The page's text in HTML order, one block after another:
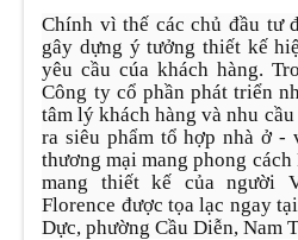
Chính vì thế các chủ đầu tư
gây dựng ý tưởng thiết kế
yêu cầu cúa khách hàng.
Công ty cổ phần phát triển
tâm lý khách hàng và nhu
ra siêu phẩm tổ hợp nhà ở -
thương mại mang phong
mang thiết kế của người
Florence được tọa lạc ngay
Dực, phường Cầu Diễn, Nam